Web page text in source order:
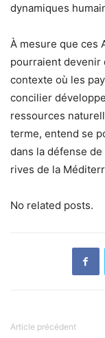
dynamiques
À mesure que ces
pourraient devenir
contexte où les
concilier
ressources
terme, entend se
dans la défense
rives de la
No related posts.
Article précédent